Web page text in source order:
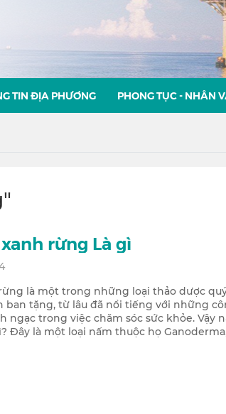
TIN ĐỊA PHƯƠNG PHONG TỤC - NHÂN
rừng Là gì
là một trong những loại thảo dược
ban tặng, từ lâu đã nổi tiếng với những
ngạc trong việc chăm sóc sức khỏe. Vậy
Đây là một loại nấm thuộc họ